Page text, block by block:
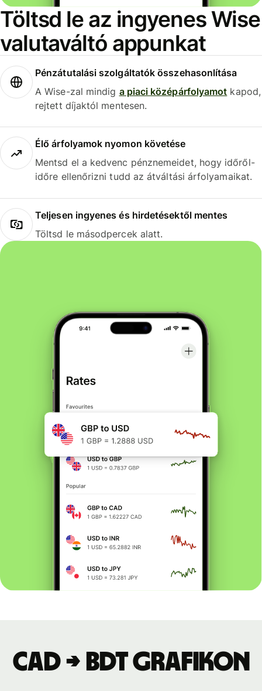
Töltsd le az ingyenes Wise
valutaváltó appunkat
Pénzátutalási szolgáltatók összehasonlítása
A Wise-zal mindig a piaci középárfolyamot kapod,
rejtett díjaktól mentesen.
Élő árfolyamok nyomon követése
Mentsd el a kedvenc pénznemeidet, hogy időről-
időre ellenőrizni tudd az átváltási árfolyamaikat.
Teljesen ingyenes és hirdetésektől mentes
Töltsd le másodpercek alatt.
CAD → BDT grafikon